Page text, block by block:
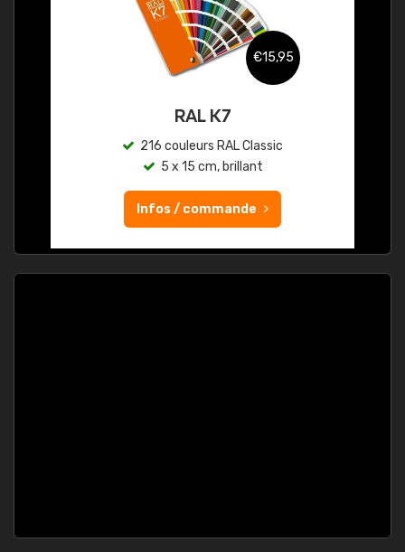
€15,95
RAL K7
216 couleurs RAL Classic
5 x 15 cm, brillant
Infos / commande